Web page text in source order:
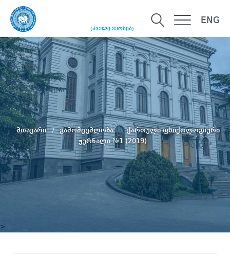
(ძველი ვერსია)
ENG
>
მთავარი გამომცემლობა
ქართული ფსიქოლოგიური
ჟურნალი №1 (2019)